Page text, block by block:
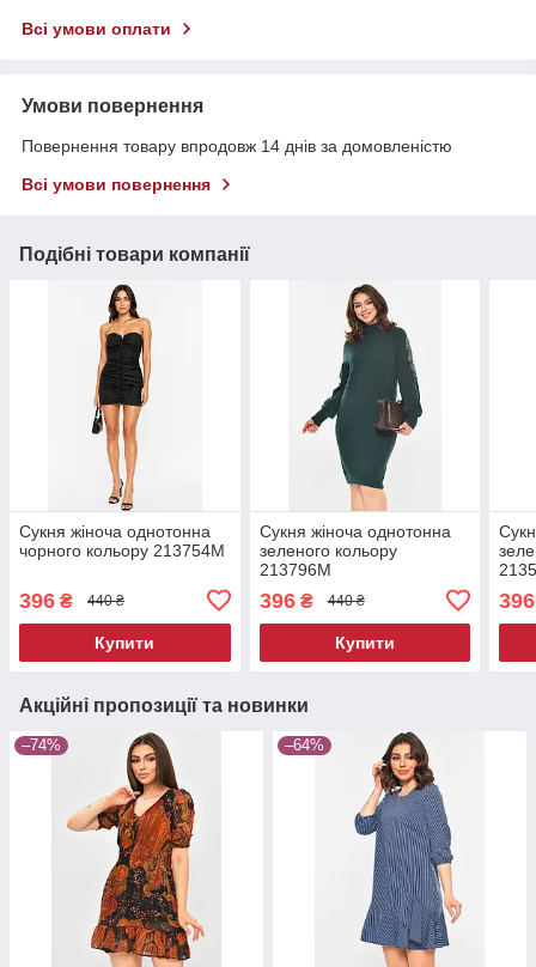
Всі умови оплати
Умови повернення
Повернення товару впродовж 14 днів за домовленістю
Всі умови повернення
Подібні товари компанії
Сукня жіноча однотонна
чорного кольору 213754M
396 ₴ 440 ₴
Купити
Сукня жіноча однотонна
зеленого кольору
213796M
396₴ 440 ₴
Купити
396
Акційні пропозиції та новинки
–74% –64%